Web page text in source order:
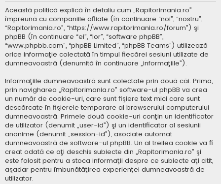
t
Această politică explică în detaliu cum „Rapitorimania.ro”
împreună cu companiile afliate (în continuare “noi”, “nostru”,
“Rapitorimania.ro”, “https://www.rapitorimania.ro/forum”) şi
phpBB (în continuare “ei”, “lor”, “software phpBB”,
“www.phpbb.com”, “phpBB Limited”, “phpBB Teams”) utilizează
orice informaţie colectată în timpul fiecărei sesiuni utilizate de
dumneavoastră (denumită în continuare „informaţiile”).
Informaţiile dumneavoastră sunt colectate prin două căi. Prima,
prin navigharea „Rapitorimania.ro” software-ul phpBB va crea
un număr de cookie-uri, care sunt fişiere text mici care sunt
descărcate în fişierele temporare al browserului computerului
dumneavoastră. Primele două cookie-uri conţin un identificator
de utilizator (denumit „user-id”) şi un identificator al sesiunii
anonime (denumit „session-id”), asociate automat
dumneavoastră de software-ul phpBB. Un al treilea cookie va fi
creat odată ce aţi deschis subiecte din „Rapitorimania.ro” şi
este folosit pentru a stoca informaţii despre ce subiecte aţi citit,
aşadar pentru îmbunătăţirea experienţei dumneavoastră de
utilizator.